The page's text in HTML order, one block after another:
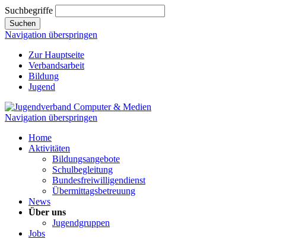
Suchbegriffe
Suchen
Navigation überspringen
Zur Hauptseite
Verbandsarbeit
Bildung
Jugend
Navigation überspringen
Home
Aktivitäten
Bildungsangebote
Schulbegleitung
Bundesfreiwilligendienst
Übermittagsbetreuung
News
Über uns
Jugendgruppen
Jobs